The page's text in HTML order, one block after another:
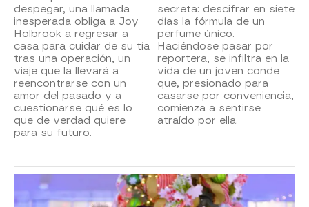
despegar, una llamada
inesperada obliga a Joy
Holbrook a regresar a
casa para cuidar de su tía
tras una operación, un
viaje que la llevará a
reencontrarse con un
amor del pasado y a
cuestionarse qué es lo
que de verdad quiere
para su futuro.
secreta: descifrar en siete
días la fórmula de un
perfume único.
Haciéndose pasar por
reportera, se infiltra en la
vida de un joven conde
que, presionado para
casarse por conveniencia,
comienza a sentirse
atraído por ella.